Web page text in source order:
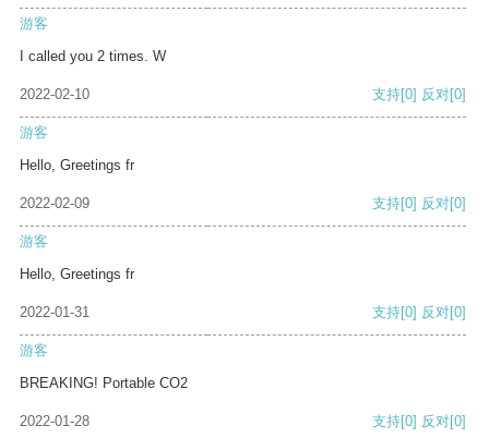
游客
I called you 2 times. W
2022-02-10 支持[0] 反对[0]
游客
Hello, Greetings fr
2022-02-09 支持[0] 反对[0]
游客
Hello, Greetings fr
2022-01-31 支持[0] 反对[0]
游客
BREAKING! Portable CO2
2022-01-28 支持[0] 反对[0]